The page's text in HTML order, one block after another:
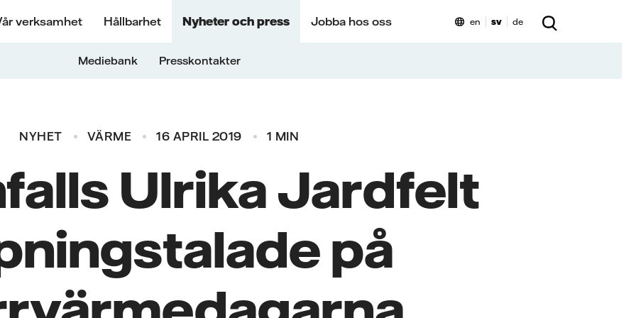
verksamhet Hållbarhet Nyheter och press Jobba hos oss
Mediebank Presskontakter
en sv de
NYHET VÄRME 16 APRIL 2019 1 MIN
Ulrika Jardfelt
på